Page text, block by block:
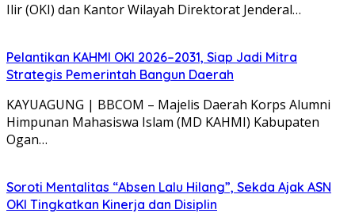
Ilir (OKI) dan Kantor Wilayah Direktorat Jenderal…
Pelantikan KAHMI OKI 2026–2031, Siap Jadi Mitra
Strategis Pemerintah Bangun Daerah
KAYUAGUNG | BBCOM – Majelis Daerah Korps Alumni
Himpunan Mahasiswa Islam (MD KAHMI) Kabupaten
Ogan…
Soroti Mentalitas “Absen Lalu Hilang”, Sekda Ajak ASN
OKI Tingkatkan Kinerja dan Disiplin